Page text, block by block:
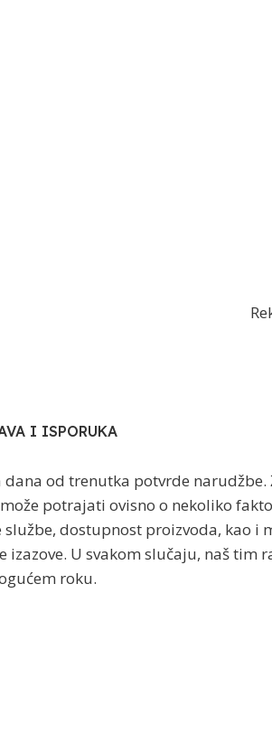
I ISPORUKA
od trenutka potvrde narudžbe.
potrajati ovisno o nekoliko
dostupnost proizvoda, kao i
U svakom slučaju, naš tim
roku.